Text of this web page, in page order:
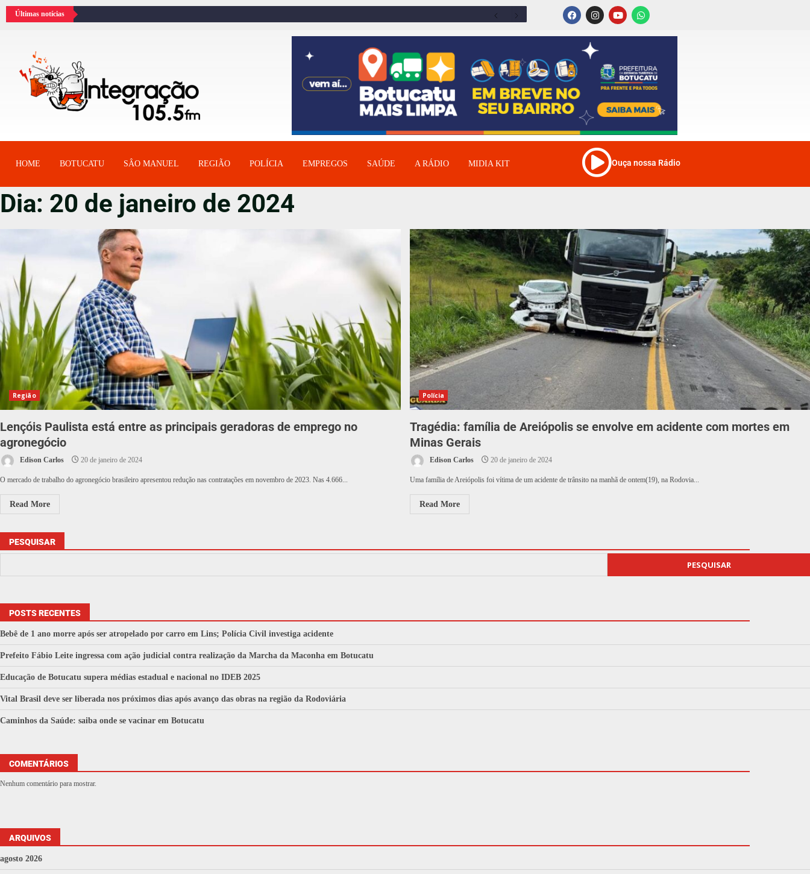
Últimas notícias
HOME BOTUCATU SÂO MANUEL REGIÃO POLÍCIA EMPREGOS SAÚDE A RÁDIO MIDIA KIT Ouça nossa Rádio
Dia: 20 de janeiro de 2024
Região
Lençóis Paulista está entre as principais geradoras de emprego no
agronegócio
Edison Carlos 20 de janeiro de 2024
O mercado de trabalho do agronegócio brasileiro apresentou redução nas contratações em novembro de 2023. Nas 4.666...
Read More
Polícia
Tragédia: família de Areiópolis se envolve em acidente com mortes em
Minas Gerais
Edison Carlos 20 de janeiro de 2024
Uma família de Areiópolis foi vítima de um acidente de trânsito na manhã de ontem(19), na Rodovia...
Read More
PESQUISAR
PESQUISAR
POSTS RECENTES
Bebê de 1 ano morre após ser atropelado por carro em Lins; Polícia Civil investiga acidente
Prefeito Fábio Leite ingressa com ação judicial contra realização da Marcha da Maconha em Botucatu
Educação de Botucatu supera médias estadual e nacional no IDEB 2025
Vital Brasil deve ser liberada nos próximos dias após avanço das obras na região da Rodoviária
Caminhos da Saúde: saiba onde se vacinar em Botucatu
COMENTÁRIOS
Nenhum comentário para mostrar.
ARQUIVOS
agosto 2026